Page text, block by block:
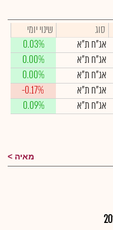
סוג
שינוי יומי
אג"ח ת"א
0.03%
אג"ח ת"א
0.00%
אג"ח ת"א
0.00%
אג"ח ת"א
-0.17%
אג"ח ת"א 0.09%
מאיה